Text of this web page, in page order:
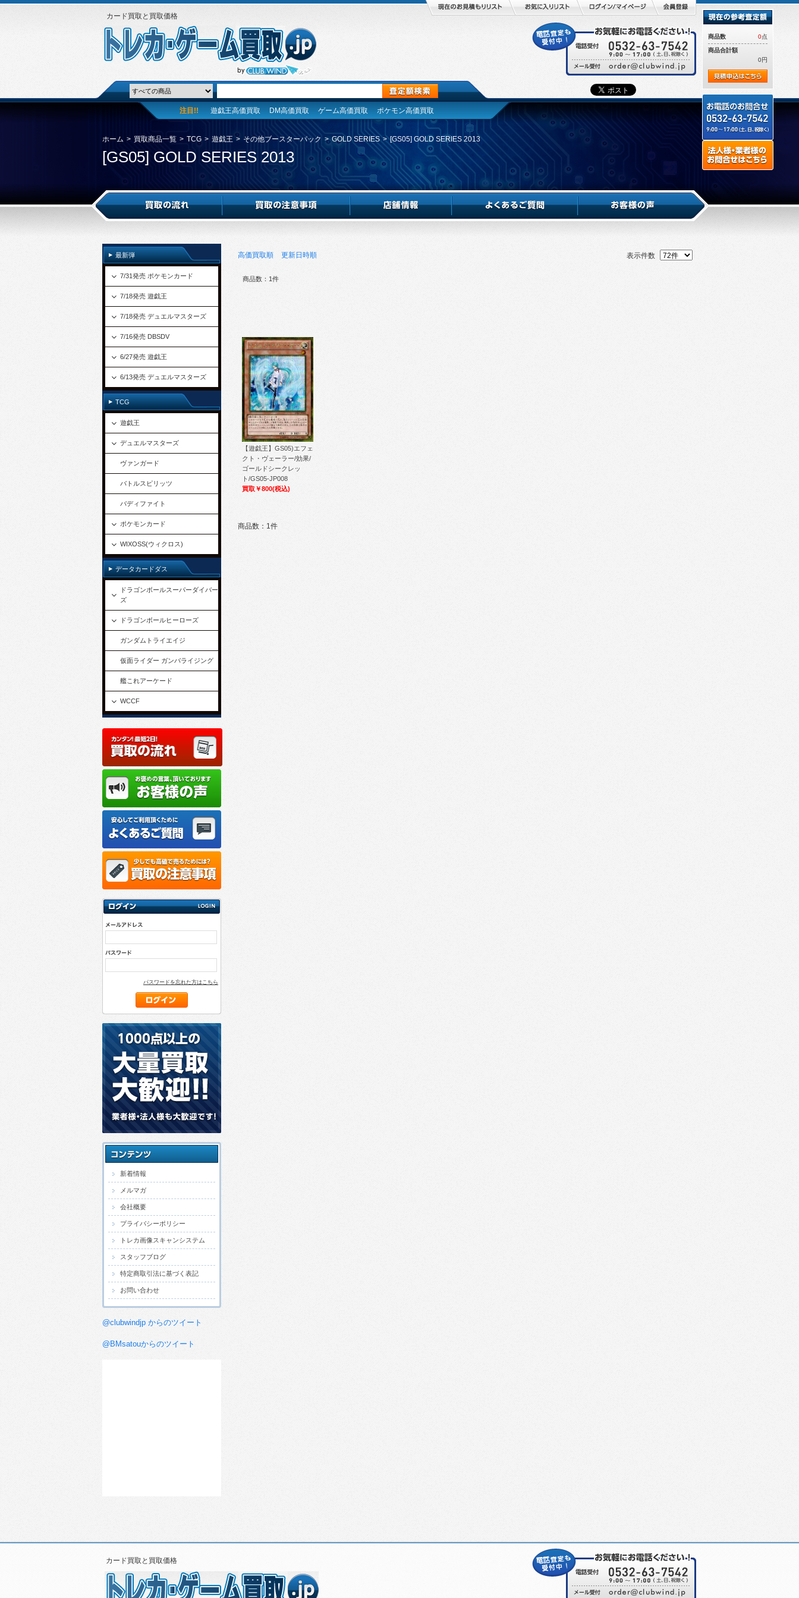
カード買取と買取価格
注目!! 遊戯王高価買取 DM高価買取 ゲーム高価買取 ポケモン高価買取
ホーム > 買取商品一覧 > TCG > 遊戯王 > その他ブースターパック > GOLD SERIES > [GS05] GOLD SERIES 2013
[GS05] GOLD SERIES 2013
高価買取順 更新日時順 表示件数
商品数：1件
【遊戯王】GS05)エフェ
クト・ヴェーラー/効果/
ゴールドシークレッ
ト/GS05-JP008
買取￥800(税込)
商品数：1件
商品数 0点
商品合計額
0円
最新弾
7/31発売 ポケモンカード
7/18発売 遊戯王
7/18発売 デュエルマスターズ
7/16発売 DBSDV
6/27発売 遊戯王
6/13発売 デュエルマスターズ
TCG
遊戯王
デュエルマスターズ
ヴァンガード
バトルスピリッツ
バディファイト
ポケモンカード
WIXOSS(ウィクロス)
データカードダス
ドラゴンボールスーパーダイバー
ズ
ドラゴンボールヒーローズ
ガンダムトライエイジ
仮面ライダー ガンバライジング
艦これアーケード
WCCF
パスワードを忘れた方はこちら
新着情報
メルマガ
会社概要
プライバシーポリシー
トレカ画像スキャンシステム
スタッフブログ
特定商取引法に基づく表記
お問い合わせ
@clubwindjp からのツイート
@BMsatouからのツイート
カード買取と買取価格